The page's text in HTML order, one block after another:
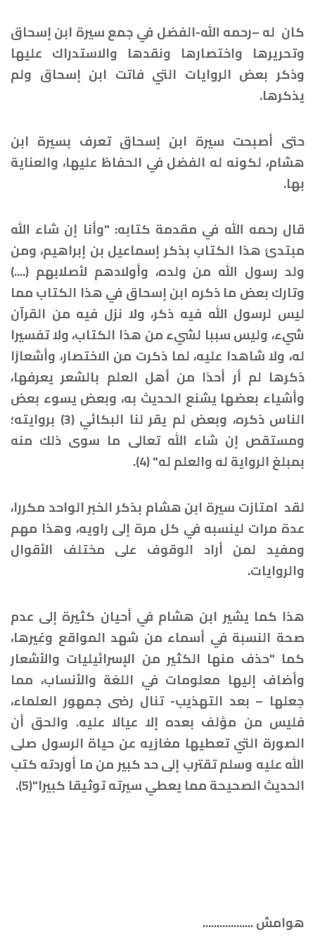
كان له –رحمه الله-الفضل في جمع سيرة ابن إسحاق
وتحريرها واختصارها ونقدها والاستدراك عليها
وذكر بعض الروايات التي فاتت ابن إسحاق ولم
يذكرها.
حتى أصبحت سيرة ابن إسحاق تعرف بسيرة ابن
هشام، لكونه له الفضل في الحفاظ عليها، والعناية
بها.
قال رحمه الله في مقدمة كتابه: "وأنا إن شاء الله
مبتدئ هذا الكتاب بذكر إسماعيل بن إبراهيم، ومن
ولد رسول الله من ولده، وأولادهم لأصلابهم (....)
وتارك بعض ما ذكره ابن إسحاق في هذا الكتاب مما
ليس لرسول الله فيه ذكر، ولا نزل فيه من القرآن
شيء، وليس سببا لشيء من هذا الكتاب، ولا تفسيرا
له، ولا شاهدا عليه، لما ذكرت من الاختصار، وأشعارًا
ذكرها لم أر أحدًا من أهل العلم بالشعر يعرفها،
وأشياء بعضها يشنع الحديث به، وبعض يسوء بعض
الناس ذكره، وبعض لم يقر لنا البكائي (3) بروايته؛
ومستقص إن شاء الله تعالى ما سوى ذلك منه
بمبلغ الرواية له والعلم له" (4).
لقد امتازت سيرة ابن هشام بذكر الخبر الواحد مكررا،
عدة مرات لينسبه في كل مرة إلى راويه، وهذا مهم
ومفيد لمن أراد الوقوف على مختلف الأقوال
والروايات.
هذا كما يشير ابن هشام في أحيان كثيرة إلى عدم
صحة النسبة في أسماء من شهد المواقع وغيرها،
كما "حذف منها الكثير من الإسرائيليات والأشعار
وأضاف إليها معلومات في اللغة والأنساب، مما
جعلها – بعد التهذيب- تنال رضى جمهور العلماء،
فليس من مؤلف بعده إلا عيالا عليه. والحق أن
الصورة التي تعطيها مغازيه عن حياة الرسول صلى
الله عليه وسلم تقترب إلى حد كبير من ما أوردته كتب
الحديث الصحيحة مما يعطي سيرته توثيقا كبيرا"(5).
هوامش ..................